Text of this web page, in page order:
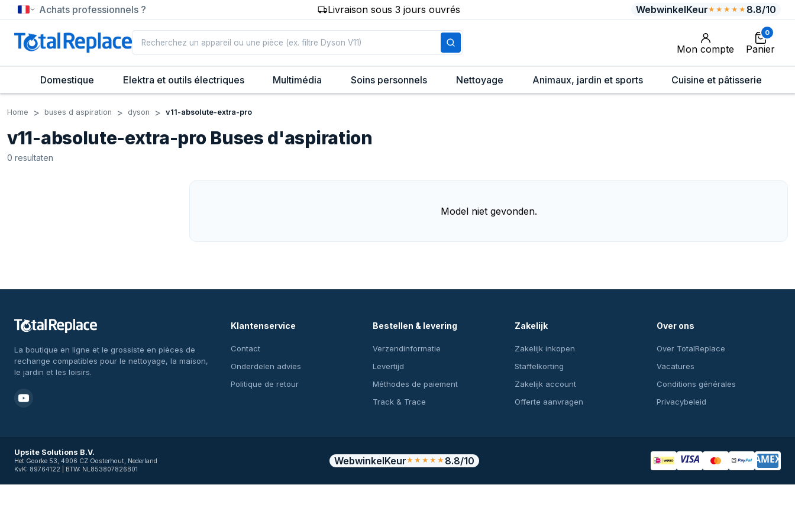
Achats professionnels ? Livraison sous 3 jours ouvrés WebwinkelKeur★★★★★ 8.8/10
Mon compte
0
Panier
Domestique Elektra et outils électriques Multimédia Soins personnels Nettoyage Animaux, jardin et sports Cuisine et pâtisserie
Home buses d aspiration dyson v11-absolute-extra-pro
v11-absolute-extra-pro Buses d'aspiration
0 resultaten
Model niet gevonden.
La boutique en ligne et le grossiste en pièces de
rechange compatibles pour le nettoyage, la maison,
le jardin et les loisirs.
Klantenservice
Contact
Onderdelen advies
Politique de retour
Bestellen & levering
Verzendinformatie
Levertijd
Méthodes de paiement
Track & Trace
Zakelijk
Zakelijk inkopen
Staffelkorting
Zakelijk account
Offerte aanvragen
Over ons
Over TotalReplace
Vacatures
Conditions générales
Privacybeleid
Upsite Solutions B.V.
Het Goorke 53, 4906 CZ Oosterhout, Nederland
KvK: 89764122 | BTW: NL853807826B01
WebwinkelKeur★★★★★ 8.8/10 VISA AMEX